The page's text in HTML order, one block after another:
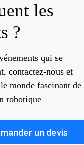
les
?
qui se
contactez-nous et
monde fascinant de
robotique
un devis